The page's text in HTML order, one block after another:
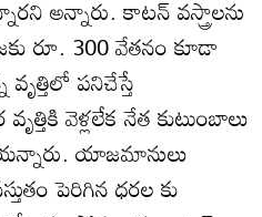
అన్నారు. కాటన్‌ వస్త్రాలను
రూ. 300 వేతనం కూడా
పనిచేస్తే
వెళ్లలేక నేత కుటుంబాలు
యాజమానులు
పెరిగిన ధరల కు